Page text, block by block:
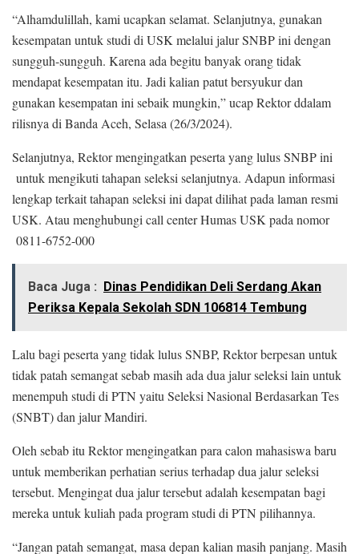
“Alhamdulillah, kami ucapkan selamat. Selanjutnya, gunakan
kesempatan untuk studi di USK melalui jalur SNBP ini dengan
sungguh-sungguh. Karena ada begitu banyak orang tidak
mendapat kesempatan itu. Jadi kalian patut bersyukur dan
gunakan kesempatan ini sebaik mungkin,” ucap Rektor ddalam
rilisnya di Banda Aceh, Selasa (26/3/2024).
Selanjutnya, Rektor mengingatkan peserta yang lulus SNBP ini
untuk mengikuti tahapan seleksi selanjutnya. Adapun informasi
lengkap terkait tahapan seleksi ini dapat dilihat pada laman resmi
USK. Atau menghubungi call center Humas USK pada nomor
0811-6752-000
Baca Juga : Dinas Pendidikan Deli Serdang Akan
Periksa Kepala Sekolah SDN 106814 Tembung
Lalu bagi peserta yang tidak lulus SNBP, Rektor berpesan untuk
tidak patah semangat sebab masih ada dua jalur seleksi lain untuk
menempuh studi di PTN yaitu Seleksi Nasional Berdasarkan Tes
(SNBT) dan jalur Mandiri.
Oleh sebab itu Rektor mengingatkan para calon mahasiswa baru
untuk memberikan perhatian serius terhadap dua jalur seleksi
tersebut. Mengingat dua jalur tersebut adalah kesempatan bagi
mereka untuk kuliah pada program studi di PTN pilihannya.
“Jangan patah semangat, masa depan kalian masih panjang. Masih